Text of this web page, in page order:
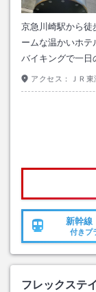
京急川崎駅から徒
ームな温かいホ
バイキングで一
アクセス： ＪＲ
新幹線
付きプ
フレックステ